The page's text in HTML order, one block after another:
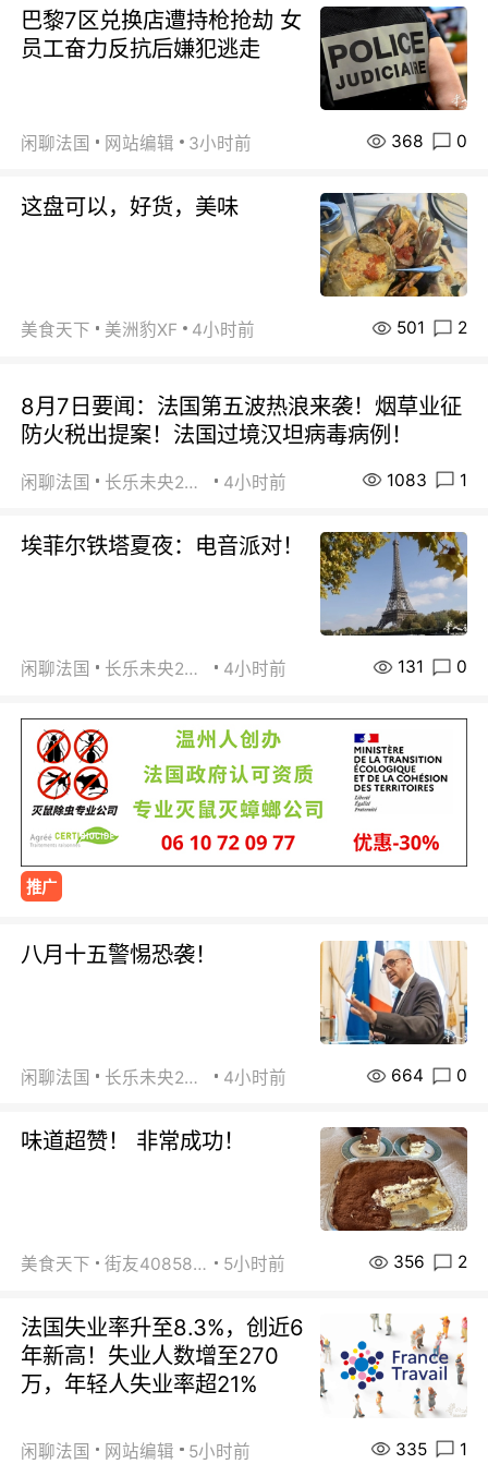
巴黎7区兑换店遭持枪抢劫 女
员工奋力反抗后嫌犯逃走
闲聊法国 网站编辑 3小时前 368 0
这盘可以，好货，美味
美食天下 美洲豹XF 4小时前 501 2
8月7日要闻：法国第五波热浪来袭！烟草业征
防火税出提案！法国过境汉坦病毒病例！
闲聊法国 长乐未央2015 4小时前 1083 1
埃菲尔铁塔夏夜：电音派对！
闲聊法国 长乐未央2015 4小时前 131 0
推广
八月十五警惕恐袭！
闲聊法国 长乐未央2015 4小时前 664 0
味道超赞！ 非常成功！
美食天下 街友40858442 5小时前 356 2
法国失业率升至8.3%，创近6
年新高！失业人数增至270
万，年轻人失业率超21%
闲聊法国 网站编辑 5小时前 335 1